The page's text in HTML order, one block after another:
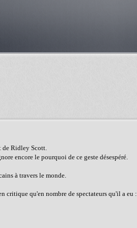
de Ridley Scott.
encore le pourquoi de ce geste désespéré.
à travers le monde.
critique qu'en nombre de spectateurs qu'il a eu :